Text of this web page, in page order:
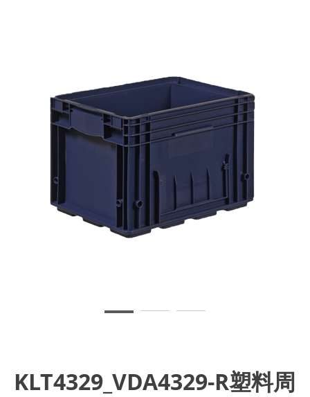
KLT4329_VDA4329-R塑料周